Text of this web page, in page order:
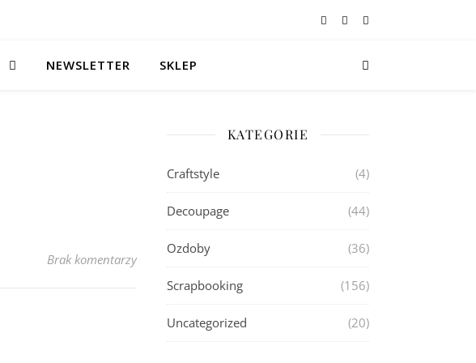
NEWSLETTER SKLEP
Brak komentarzy
KATEGORIE
Craftstyle (4)
Decoupage (44)
Ozdoby (36)
Scrapbooking (156)
Uncategorized (20)